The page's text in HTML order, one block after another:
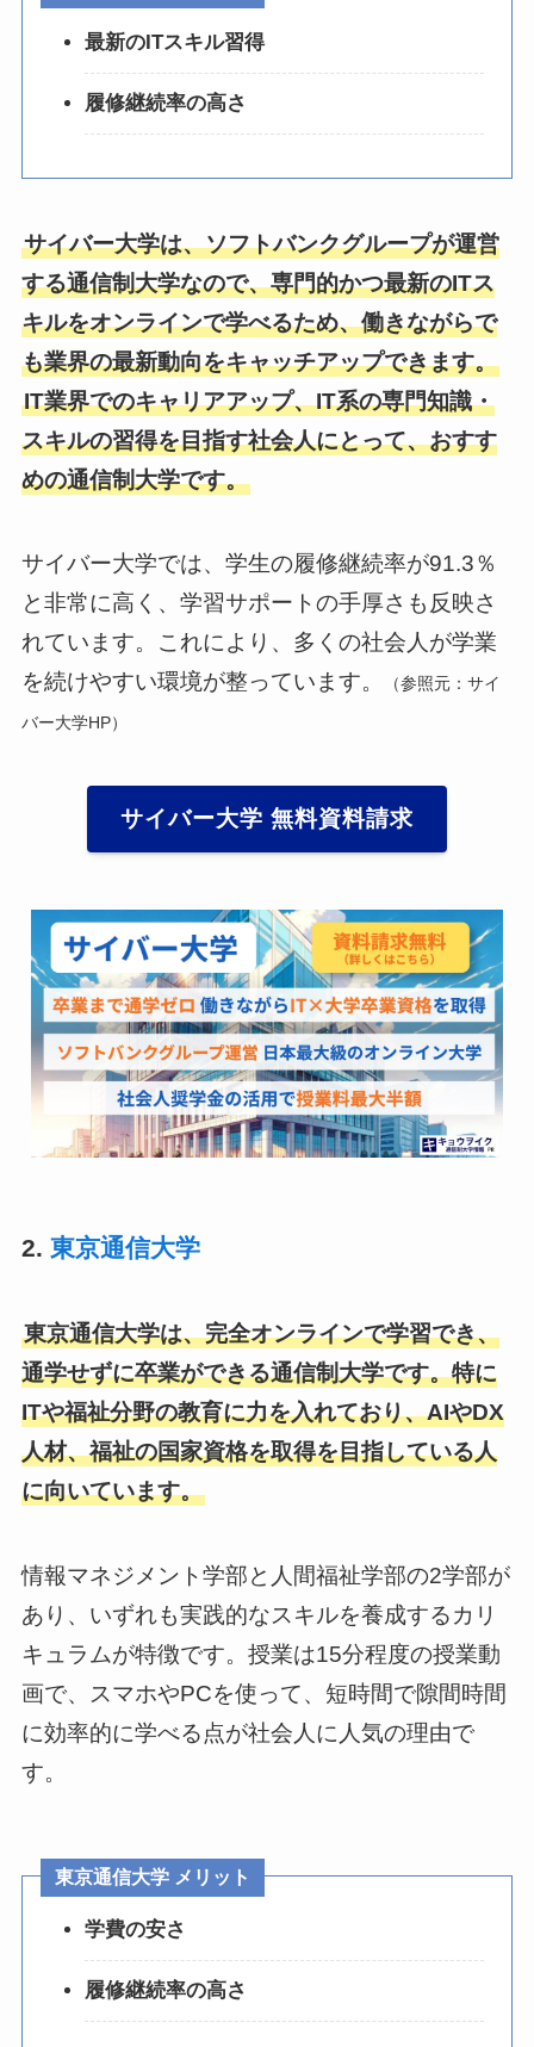
最新のITスキル習得
履修継続率の高さ
サイバー大学は、ソフトバンクグループが運営
する通信制大学なので、専門的かつ最新のITス
キルをオンラインで学べるため、働きながらで
も業界の最新動向をキャッチアップできます。
IT業界でのキャリアアップ、IT系の専門知識・
スキルの習得を目指す社会人にとって、おすす
めの通信制大学です。
サイバー大学では、学生の履修継続率が91.3％
と非常に高く、学習サポートの手厚さも反映さ
れています。これにより、多くの社会人が学業
を続けやすい環境が整っています。
（参照元：サイ
バー大学HP）
サイバー大学 無料資料請求
2. 東京通信大学
東京通信大学は、完全オンラインで学習でき、
通学せずに卒業ができる通信制大学です。特に
ITや福祉分野の教育に力を入れており、AIやDX
人材、福祉の国家資格を取得を目指している人
に向いています。
情報マネジメント学部と人間福祉学部の2学部が
あり、いずれも実践的なスキルを養成するカリ
キュラムが特徴です。授業は15分程度の授業動
画で、スマホやPCを使って、短時間で隙間時間
に効率的に学べる点が社会人に人気の理由で
す。
東京通信大学 メリット
学費の安さ
履修継続率の高さ